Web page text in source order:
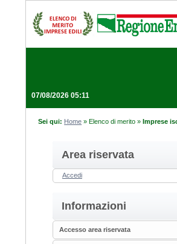
07/08/2026 05:11
Sei qui: Home »Elenco di merito »Imprese
Area riservata
Accedi
Informazioni
Accesso area riservata